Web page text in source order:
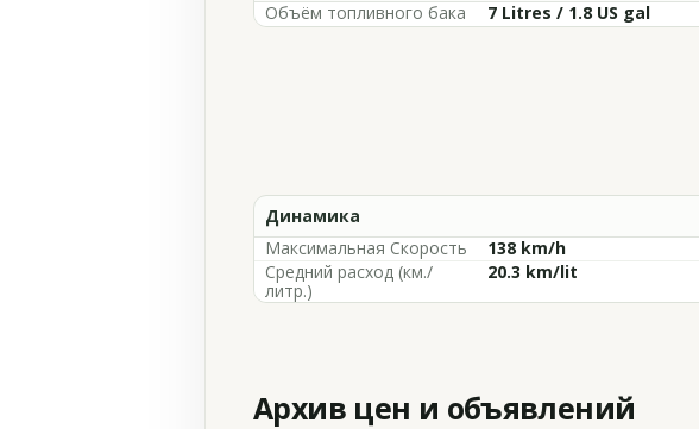
Объём топливного бака
7 Litres / 1.8 US gal
Динамика
Максимальная Скорость
138 km/h
Средний расход (км./
литр.)
20.3 km/lit
Архив цен и объявлений